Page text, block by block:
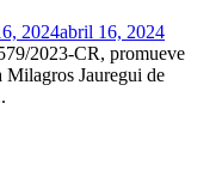
2024abril 16, 2024
2023-CR, promueve
Milagros Jauregui de